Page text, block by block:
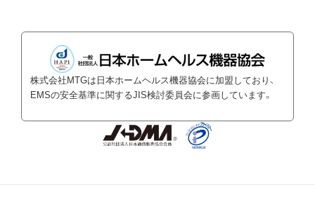
株式会社MTGは日本ホームヘルス機器協会に加盟しており、
EMSの安全基準に関するJIS検討委員会に参画しています。